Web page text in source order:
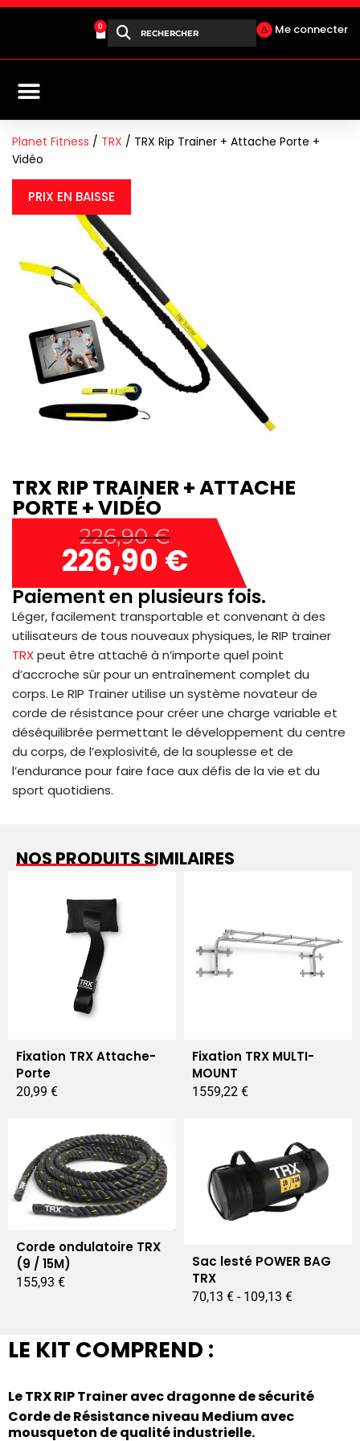
au
contenu
Me connecter
0
Planet Fitness / TRX / TRX Rip Trainer + Attache Porte +
Vidéo
PRIX EN BAISSE
TRX RIP TRAINER + ATTACHE
PORTE + VIDÉO
226,90€
226,90€
Paiement en plusieurs fois.
Léger, facilement transportable et convenant à des
utilisateurs de tous nouveaux physiques, le RIP trainer
TRXpeut être attaché à n’importe quel point
d’accroche sûr pour un entraînement complet du
corps. Le RIP Trainer utilise un système novateur de
corde de résistance pour créer une charge variable et
déséquilibrée permettant le développement du centre
du corps, de l’explosivité, de la souplesse et de
l’endurance pour faire face aux défis de la vie et du
sport quotidiens.
NOS PRODUITS SIMILAIRES
Fixation TRX Attache-
Porte
20,99 €
Fixation TRX MULTI-
MOUNT
1559,22 €
Corde ondulatoire TRX
(9 / 15M)
155,93 €
Sac lesté POWER BAG
TRX
70,13 € - 109,13 €
LE KIT COMPREND :
Le TRX RIP Trainer avec dragonne de sécurité
Corde de Résistance niveau Medium avec
mousqueton de qualité industrielle.